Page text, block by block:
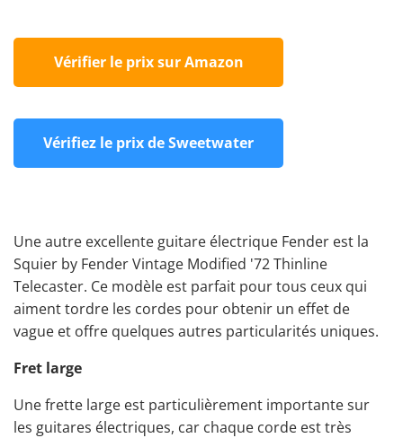
Vérifier le prix sur Amazon
Vérifiez le prix de Sweetwater
Une autre excellente guitare électrique Fender est la
Squier by Fender Vintage Modified '72 Thinline
Telecaster. Ce modèle est parfait pour tous ceux qui
aiment tordre les cordes pour obtenir un effet de
vague et offre quelques autres particularités uniques.
Fret large
Une frette large est particulièrement importante sur
les guitares électriques, car chaque corde est très